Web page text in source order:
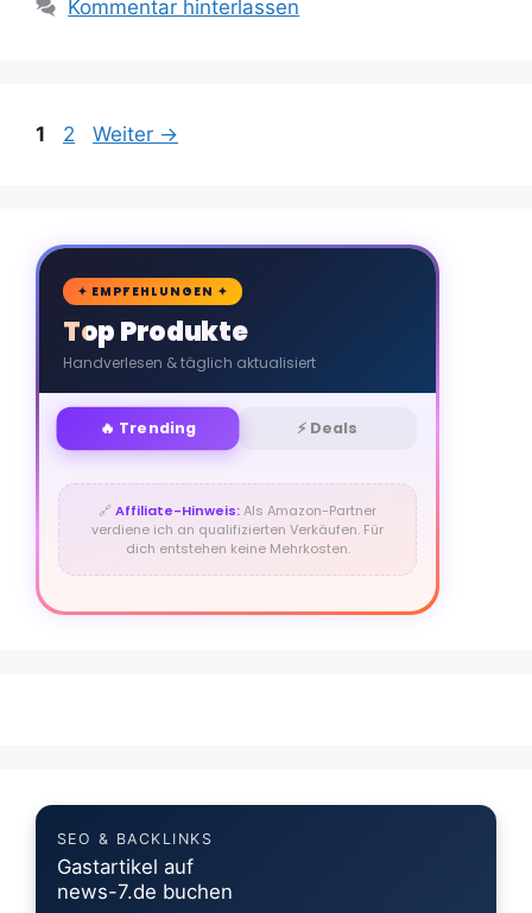
Kommentar hinterlassen
Seite
1 Seite
2 Weiter →
🛒
✦ EMPFEHLUNGEN ✦
Top Produkte
Handverlesen & täglich aktualisiert
🔥 Trending ⚡ Deals
🔗Affiliate-Hinweis:Als Amazon-Partner
verdiene ich an qualifizierten Verkäufen. Für
dich entstehen keine Mehrkosten.
SEO & BACKLINKS
Gastartikel auf
news-7.de buchen